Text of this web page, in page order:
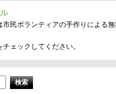
民ボランティアの手作りによる
チェックしてください。